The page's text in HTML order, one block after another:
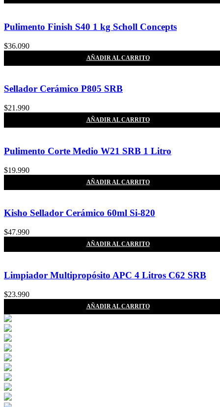
Pulimento Finish S40 1 kg Scholl Concepts
$36.090
AÑADIR AL CARRITO
Sellador Cerámico P805 SRB
$21.990
AÑADIR AL CARRITO
Pulimento Corte Medio W21 SRB 1 Litro
$19.990
AÑADIR AL CARRITO
Kisho Sellador Cerámico 60ml Si-820
$47.990
AÑADIR AL CARRITO
Limpiador Multipropósito APC 4 Litros C62 SRB
$23.990
AÑADIR AL CARRITO